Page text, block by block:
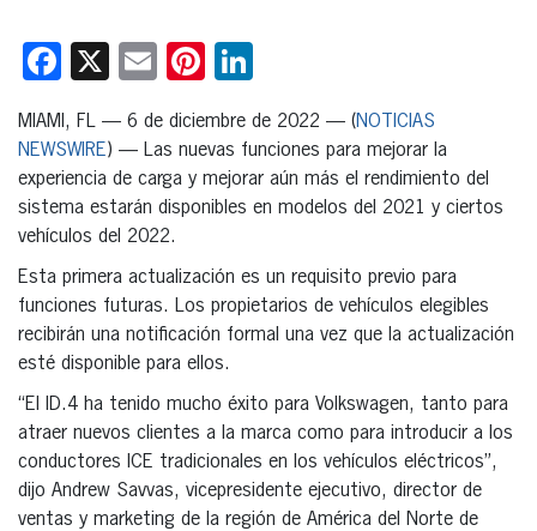
Facebook
X EmailPinterest
MIAMI, FL — 6 de diciembre de 2022 — (NOTICIAS
NEWSWIRE) — Las nuevas funciones para mejorar la
experiencia de carga y mejorar aún más el rendimiento del
sistema estarán disponibles en modelos del 2021 y ciertos
vehículos del 2022.
Esta primera actualización es un requisito previo para
funciones futuras. Los propietarios de vehículos elegibles
recibirán una notificación formal una vez que la actualización
esté disponible para ellos.
“El ID.4 ha tenido mucho éxito para Volkswagen, tanto para
atraer nuevos clientes a la marca como para introducir a los
conductores ICE tradicionales en los vehículos eléctricos”,
dijo Andrew Savvas, vicepresidente ejecutivo, director de
ventas y marketing de la región de América del Norte de